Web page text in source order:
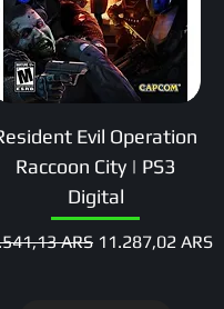
Evil Operation
Raccoon City | PS3
Digital
ARS Precio de oferta
11.287,02 ARS